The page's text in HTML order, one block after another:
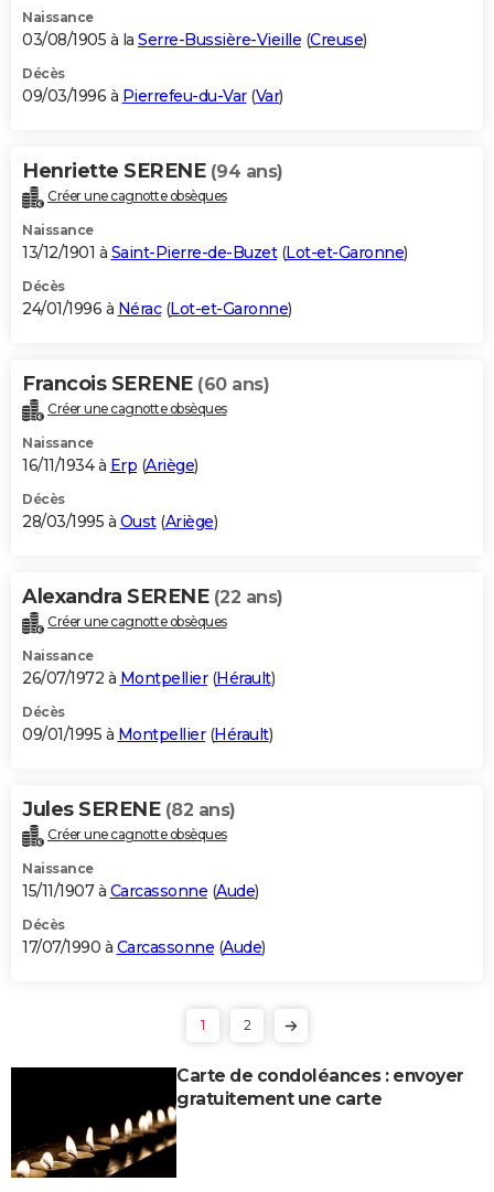
Naissance
03/08/1905 à la Serre-Bussière-Vieille (Creuse)
Décès
09/03/1996 à Pierrefeu-du-Var(Var)
Henriette SERENE (94 ans)
Créer une cagnotte obsèques
Naissance
13/12/1901 à Saint-Pierre-de-Buzet(Lot-et-Garonne)
Décès
24/01/1996 à Nérac(Lot-et-Garonne)
Francois SERENE (60 ans)
Créer une cagnotte obsèques
Naissance
16/11/1934 à Erp (Ariège)
Décès
28/03/1995 à Oust(Ariège)
Alexandra SERENE (22 ans)
Créer une cagnotte obsèques
Naissance
26/07/1972 à Montpellier(Hérault)
Décès
09/01/1995 à Montpellier(Hérault)
Jules SERENE (82 ans)
Créer une cagnotte obsèques
Naissance
15/11/1907 à Carcassonne (Aude)
Décès
17/07/1990 à Carcassonne (Aude)
1 2
Carte de condoléances : envoyer
gratuitement une carte